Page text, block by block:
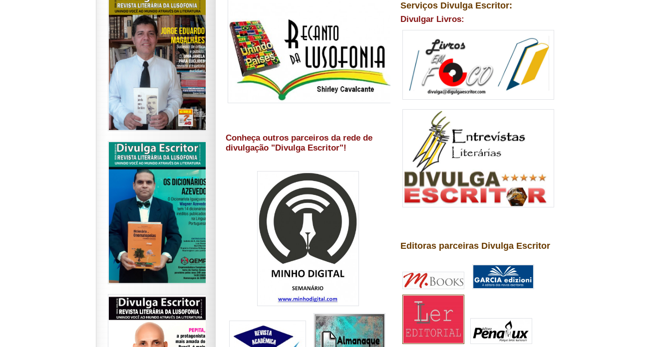
Conheça outros parceiros da rede de
divulgação "Divulga Escritor"!
Serviços Divulga Escritor:
Divulgar Livros:
Editoras parceiras Divulga Escritor